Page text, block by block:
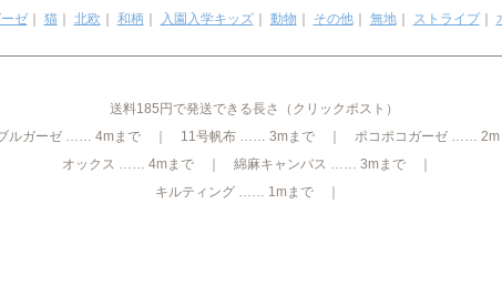
ゼ｜ 猫｜ 北欧 和柄 入園入学キッズ｜ 動物 その他｜ 無地｜ ストライプ｜
送料185円で発送できる長さ（クリックポスト）
ルガーゼ …… 4mまで ｜ 11号帆布 …… 3mまで ｜ ポコポコガーゼ …… 2m
オックス …… 4mまで ｜ 綿麻キャンバス …… 3mまで ｜
キルティング …… 1mまで ｜